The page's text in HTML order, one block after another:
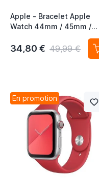
Apple - Bracelet Apple
Watch 44mm / 45mm /
46mm / 49mm - Boucle
Sport respirante - Alaska
34,80 € 49,99 €
En promotion